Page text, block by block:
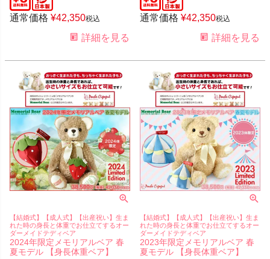
通常価格 ¥42,350税込
詳細を見る
通常価格 ¥42,350税込
詳細を見る
【結婚式】【成人式】【出産祝い】生ま
れた時の身長と体重でお仕立てするオー
ダーメイドテディベア
2024年限定メモリアルベア 春
夏モデル 【身長体重ベア】
【結婚式】【成人式】【出産祝い】生ま
れた時の身長と体重でお仕立てするオー
ダーメイドテディベア
2023年限定メモリアルベア 春
夏モデル 【身長体重ベア】